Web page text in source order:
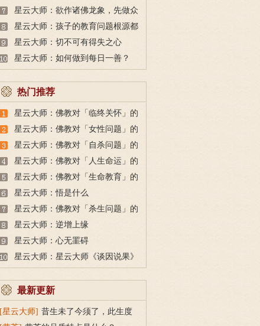
星云大师：欲作诸佛龙象，先做众
生马牛
星云大师：孩子的教育问题根源都
在父母身上
星云大师：切不可有得失之心
星云大师：如何做到每日一善？
热门推荐
星云大师：佛教对「临终关怀」的
看法
星云大师：佛教对「女性问题」的
看法
星云大师：佛教对「自杀问题」的
看法
星云大师：佛教对「人生命运」的
看法
星云大师：佛教对「生命教育」的
看法
星云大师：悟是什么
星云大师：佛教对「杀生问题」的
看法
星云大师：逆增上缘
星云大师：心无罣碍
星云大师：星云大师《谈因说果》
最新更新
[星云大师] 昔生未了今须了，此生度